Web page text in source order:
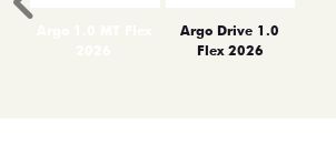
Argo Drive 1.0
Flex 2026
Anterior